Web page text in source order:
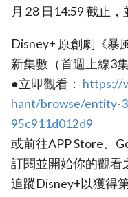
月 28 日14:59 截止，
Disney+ 原創劇《暴
新集數（首週上線3集
●立即觀看： https://
hant/browse/entity-
95c911d012d9
或前往APP Store、
訂閱並開始你的觀看
追蹤Disney+以獲得